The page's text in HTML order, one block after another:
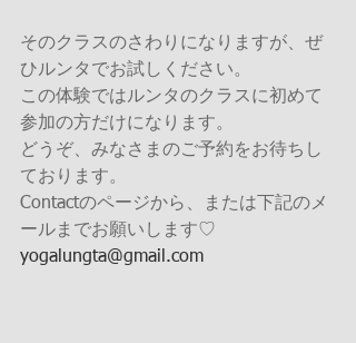
そのクラスのさわりになりますが、ぜ
ひルンタでお試しください。
この体験ではルンタのクラスに初めて
参加の方だけになります。
どうぞ、みなさまのご予約をお待ちし
ております。
Contactのページから、または下記のメ
ールまでお願いします♡
yogalungta@gmail.com